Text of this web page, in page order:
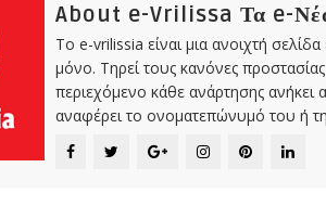
About e-Vrilissa Τα e-
Το e-vrilissia είναι μια ανοιχτή
μόνο. Τηρεί τους κανόνες
περιεχόμενο κάθε ανάρτησης ανήκει
αναφέρει το ονοματεπώνυμό του ή